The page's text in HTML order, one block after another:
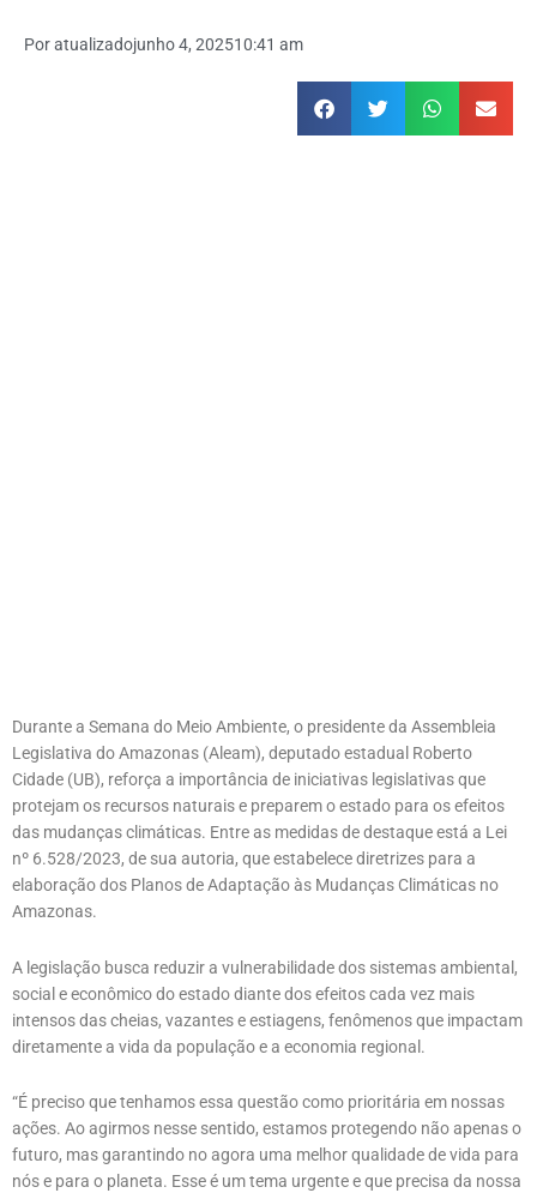
Poratualizadojunho 4, 202510:41 am
Durante a Semana do Meio Ambiente, o presidente da Assembleia
Legislativa do Amazonas (Aleam), deputado estadual Roberto
Cidade (UB), reforça a importância de iniciativas legislativas que
protejam os recursos naturais e preparem o estado para os efeitos
das mudanças climáticas. Entre as medidas de destaque está a Lei
nº 6.528/2023, de sua autoria, que estabelece diretrizes para a
elaboração dos Planos de Adaptação às Mudanças Climáticas no
Amazonas.
A legislação busca reduzir a vulnerabilidade dos sistemas ambiental,
social e econômico do estado diante dos efeitos cada vez mais
intensos das cheias, vazantes e estiagens, fenômenos que impactam
diretamente a vida da população e a economia regional.
“É preciso que tenhamos essa questão como prioritária em nossas
ações. Ao agirmos nesse sentido, estamos protegendo não apenas o
futuro, mas garantindo no agora uma melhor qualidade de vida para
nós e para o planeta. Esse é um tema urgente e que precisa da nossa